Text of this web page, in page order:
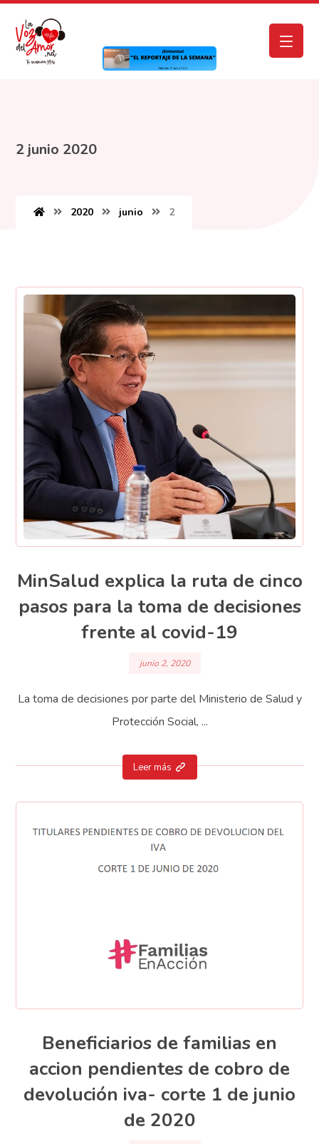
2 junio 2020
2020 junio 2
MinSalud explica la ruta de cinco
pasos para la toma de decisiones
frente al covid-19
junio 2, 2020
La toma de decisiones por parte del Ministerio de Salud y
Protección Social, ...
Leer más
Beneficiarios de familias en
accion pendientes de cobro de
devolución iva- corte 1 de junio
de 2020